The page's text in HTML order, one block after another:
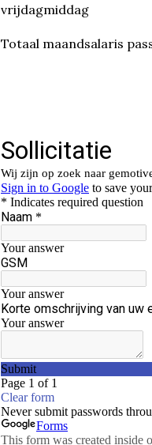
vrijdagmiddag
Totaal maandsalaris